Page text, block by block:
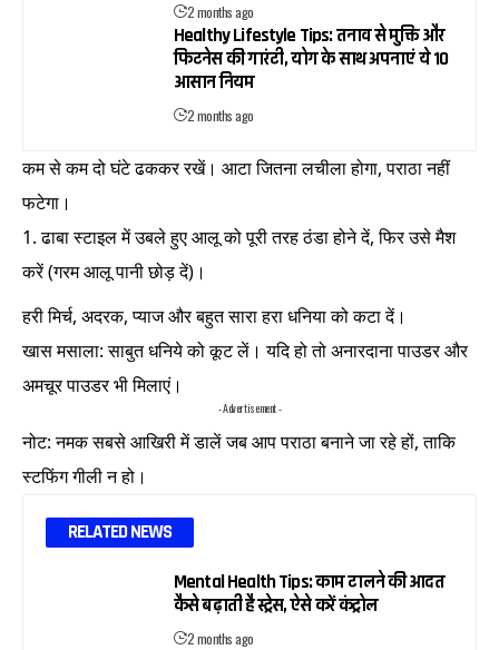
2 months ago
Healthy Lifestyle Tips: तनाव से मुक्ति और
फिटनेस की गारंटी, योग के साथ अपनाएं ये 10
आसान नियम
2 months ago
कम से कम दो घंटे ढककर रखें। आटा जितना लचीला होगा, पराठा नहीं
फटेगा।
ढाबा स्टाइल में उबले हुए आलू को पूरी तरह ठंडा होने दें, फिर उसे मैश
करें (गरम आलू पानी छोड़ दें)।
हरी मिर्च, अदरक, प्याज और बहुत सारा हरा धनिया को कटा दें।
खास मसाला: साबुत धनिये को कूट लें। यदि हो तो अनारदाना पाउडर और
अमचूर पाउडर भी मिलाएं।
- Advertisement -
नोट: नमक सबसे आखिरी में डालें जब आप पराठा बनाने जा रहे हों, ताकि
स्टफिंग गीली न हो।
RELATED NEWS
Mental Health Tips: काम टालने की आदत
कैसे बढ़ाती है स्ट्रेस, ऐसे करें कंट्रोल
2 months ago